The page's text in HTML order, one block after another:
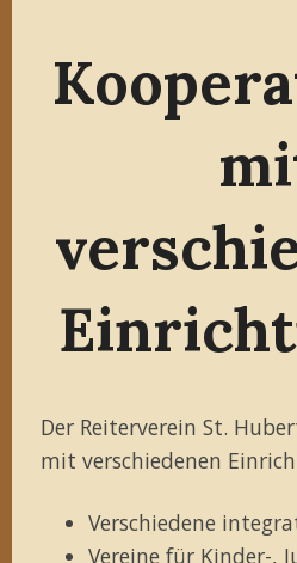
Der Reiterverein St.
mit verschiedenen
Verschiedene
Vereine für Kinder-,